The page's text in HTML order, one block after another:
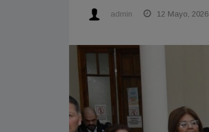
admin 12 Mayo, 2026